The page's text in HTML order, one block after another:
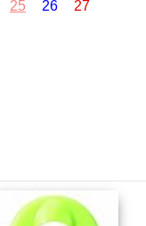
25 26 27